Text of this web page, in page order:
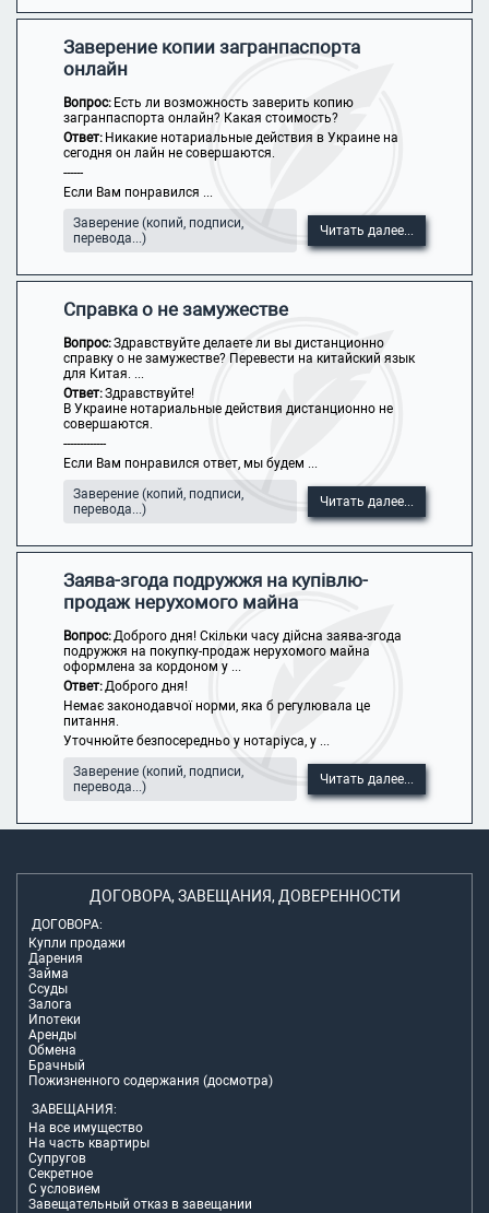
Заверение копии загранпаспорта
онлайн
Вопрос: Есть ли возможность заверить копию
загранпаспорта онлайн? Какая стоимость?
Ответ: Никакие нотариальные действия в Украине на
сегодня он лайн не совершаются.
------
Если Вам понравился ...
Заверение (копий, подписи,
перевода...)
Читать далее...
Справка о не замужестве
Вопрос:Здравствуйте делаете ли вы дистанционно
справку о не замужестве? Перевести на китайский язык
для Китая. ...
Ответ:Здравствуйте!
В Украине нотариальные действия дистанционно не
совершаются.
-------------
Если Вам понравился ответ, мы будем ...
Заверение (копий, подписи,
перевода...)
Читать далее...
Заява-згода подружжя на купівлю-
продаж нерухомого майна
Вопрос:Доброго дня! Скільки часу дійсна заява-згода
подружжя на покупку-продаж нерухомого майна
оформлена за кордоном у ...
Ответ:Доброго дня!
Немає законодавчої норми, яка б регулювала це
питання.
Уточнюйте безпосередньо у нотаріуса, у ...
Заверение (копий, подписи,
перевода...)
Читать далее...
ДОГОВОРА, ЗАВЕЩАНИЯ, ДОВЕРЕННОСТИ
ДОГОВОРА:
Купли продажи
Дарения
Займа
Ссуды
Залога
Ипотеки
Аренды
Обмена
Брачный
Пожизненного содержания (досмотра)
ЗАВЕЩАНИЯ:
На все имущество
На часть квартиры
Супругов
Секретное
С условием
Завещательный отказ в завещании